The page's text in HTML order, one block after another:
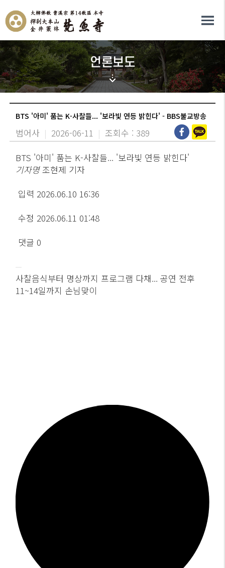
언론보도
BTS '아미' 품는 K-사찰들... '보라빛 연등 밝힌다' - BBS불교방송
범어사 | 2026-06-11 | 조회수 : 389
BTS '아미' 품는 K-사찰들... '보라빛 연등 밝힌다'
기자명조현제 기자
입력 2026.06.10 16:36
수정 2026.06.11 01:48
댓글 0
사찰음식부터 명상까지 프로그램 다채... 공연 전후
11~14일까지 손님맞이